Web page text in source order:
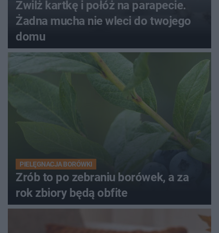
Zwilż kartkę i połóż na parapecie.
Żadna mucha nie wleci do twojego
domu
PIELĘGNACJA BORÓWKI
Zrób to po zebraniu borówek, a za
rok zbiory będą obfite